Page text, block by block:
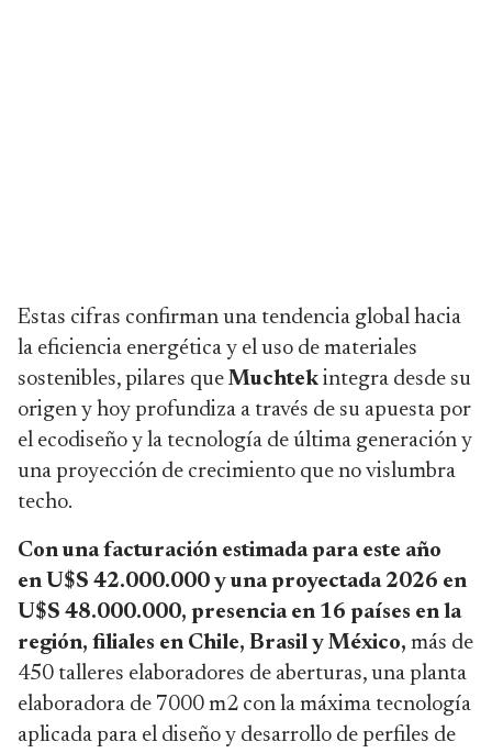
Estas cifras confirman una tendencia global hacia
la eficiencia energética y el uso de materiales
sostenibles, pilares que Muchtekintegra desde su
origen y hoy profundiza a través de su apuesta por
el ecodiseño y la tecnología de última generación y
una proyección de crecimiento que no vislumbra
techo.
Con una facturación estimada para este año
en U$S 42.000.000 y una proyectada 2026 en
U$S 48.000.000, presencia en 16 países en la
región, filiales en Chile, Brasil y México, más de
450 talleres elaboradores de aberturas, una planta
elaboradora de 7000 m2 con la máxima tecnología
aplicada para el diseño y desarrollo de perfiles de